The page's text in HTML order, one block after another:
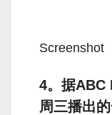
Screenshot
4。据ABC
周三播出